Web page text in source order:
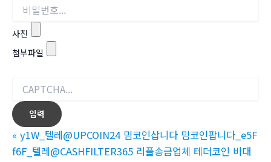
사진
첨부파일
« y1W_텔레@UPCOIN24 밈코인삽니다 밈코인팝니다_e5F
f6F_텔레@CASHFILTER365 리플송금업체 테더코인 비대